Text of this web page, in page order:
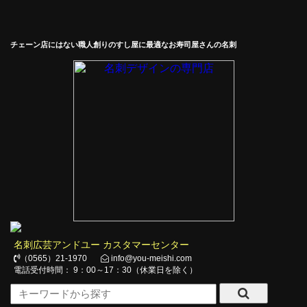
チェーン店にはない職人創りのすし屋に最適なお寿司屋さんの名刺
名刺広芸アンドユー カスタマーセンター
（0565）21-1970
info@you-meishi.com
電話受付時間： 9：00～17：30（休業日を除く）